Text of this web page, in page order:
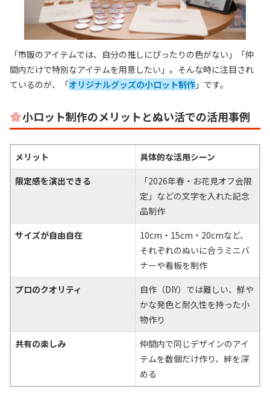
「市販のアイテムでは、自分の推しにぴったりの色がない」「仲
間内だけで特別なアイテムを用意したい」。そんな時に注目され
ているのが、「オリジナルグッズの小ロット制作 」です。
小ロット制作のメリットとぬい活での活用事例
メリット
具体的な活用シーン
限定感を演出できる
「2026年春・お花見オフ会限
定」などの文字を入れた記念
品制作
サイズが自由自在
10cm・15cm・20cmなど、
それぞれのぬいに合うミニバ
ナーや看板を制作
プロのクオリティ
自作（DIY）では難しい、鮮や
かな発色と耐久性を持った小
物作り
共有の楽しみ
仲間内で同じデザインのアイ
テムを数個だけ作り、絆を深
める